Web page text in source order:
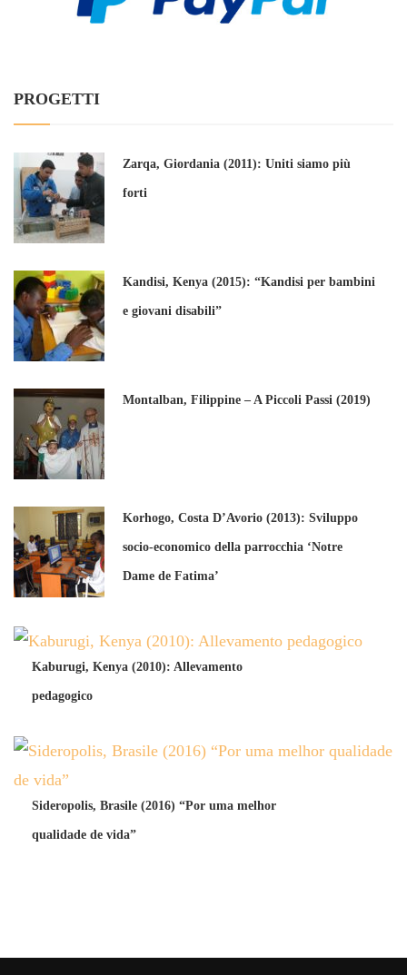
PROGETTI
Zarqa, Giordania (2011): Uniti siamo più
forti
Kandisi, Kenya (2015): “Kandisi per bambini
e giovani disabili”
Montalban, Filippine – A Piccoli Passi (2019)
Korhogo, Costa D’Avorio (2013): Sviluppo
socio-economico della parrocchia ‘Notre
Dame de Fatima’
Kaburugi, Kenya (2010): Allevamento
pedagogico
Sideropolis, Brasile (2016) “Por uma melhor
qualidade de vida”